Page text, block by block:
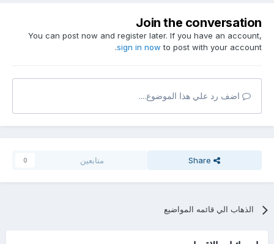
Join the conversation
You can post now and register later. If you have an account,
sign in nowto post with your account.
اضف رد علي هذا الموضوع....
Share متابعين 0
الذهاب الي قائمه المواضيع